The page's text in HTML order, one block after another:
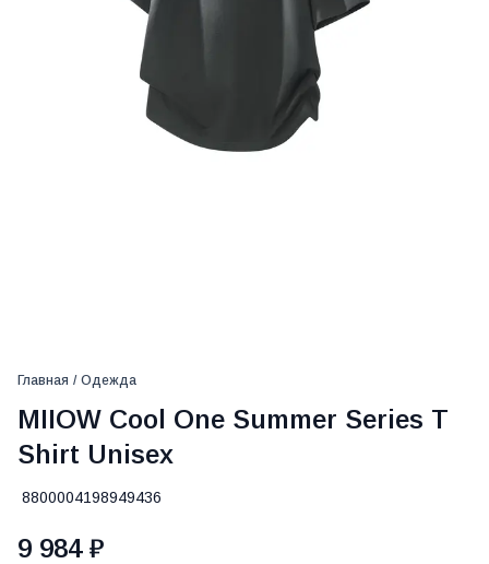
Главная / Одежда
MIIOW Cool One Summer Series T
Shirt Unisex
8800004198949436
9 984 ₽